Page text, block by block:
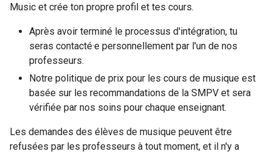
Music et crée ton propre profil et tes cours.
Après avoir terminé le processus d'intégration, tu
seras contacté·e personnellement par l'un de nos
professeurs.
Notre politique de prix pour les cours de musique est
basée sur les recommandations de la SMPV et sera
vérifiée par nos soins pour chaque enseignant.
Les demandes des élèves de musique peuvent être
refusées par les professeurs à tout moment, et il n'y a